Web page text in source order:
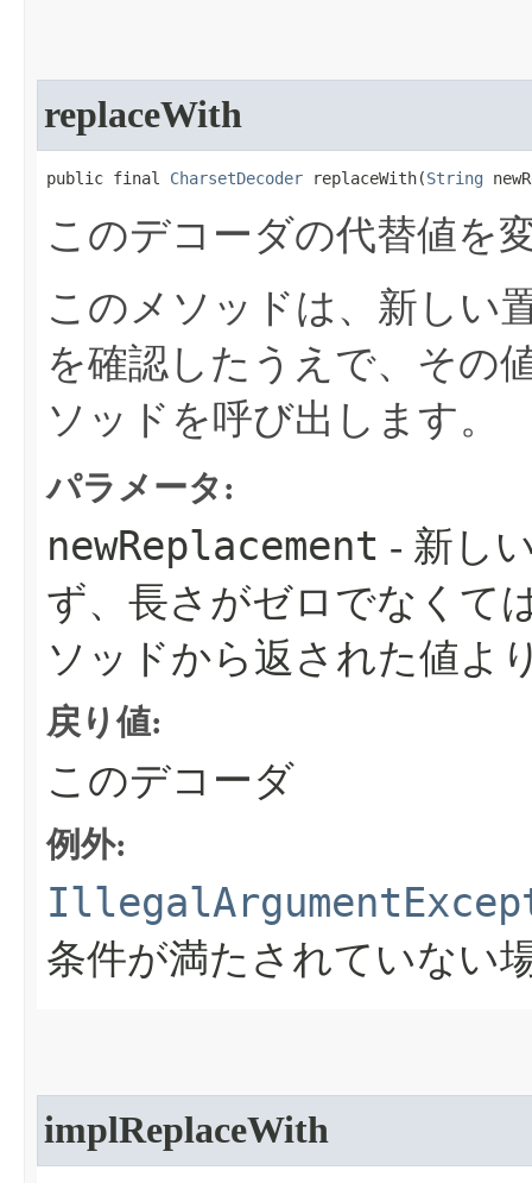
replaceWith
public final CharsetDecoder replaceWith​(String
このデコーダの代替値を
このメソッドは、新しい
を確認したうえで、その
ソッドを呼び出します。
パラメータ:
newReplacement - 新し
ず、長さがゼロでなくて
ソッドから返された値よ
戻り値:
このデコーダ
例外:
条件が満たされていない
implReplaceWith